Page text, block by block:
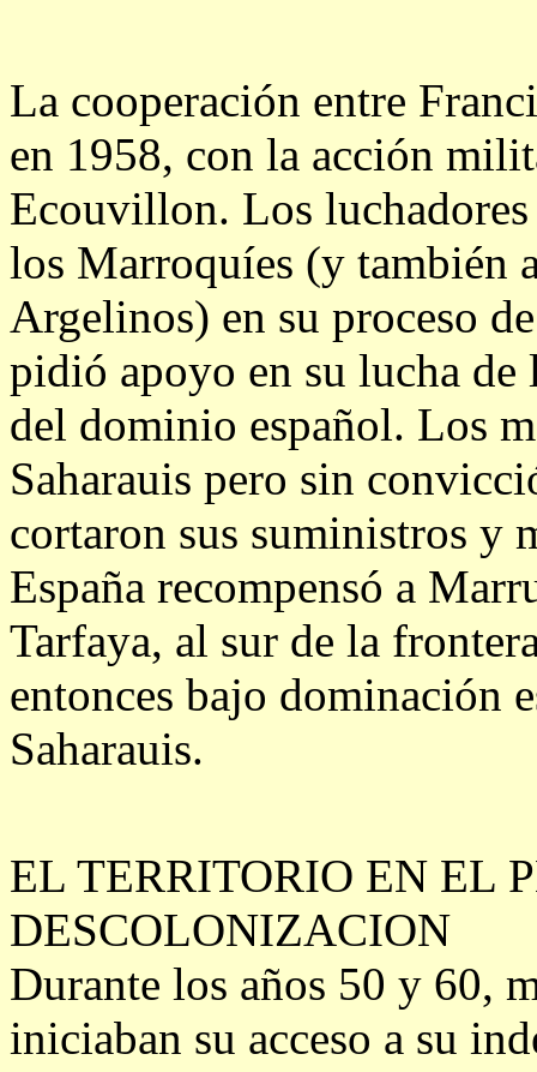
La cooperación entre
en 1958, con la acción
Ecouvillon. Los luchadores
los Marroquíes (y también
Argelinos) en su proceso
pidió apoyo en su lucha
del dominio español. Los
Saharauis pero sin
cortaron sus suministros y
España recompensó a
Tarfaya, al sur de la
entonces bajo dominación
Saharauis.
EL TERRITORIO EN EL
DESCOLONIZACION
Durante los años 50 y 60,
iniciaban su acceso a su